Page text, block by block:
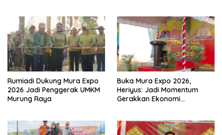
Rumiadi Dukung Mura Expo
2026 Jadi Penggerak UMKM
Murung Raya
Buka Mura Expo 2026,
Heriyus: Jadi Momentum
Gerakkan Ekonomi